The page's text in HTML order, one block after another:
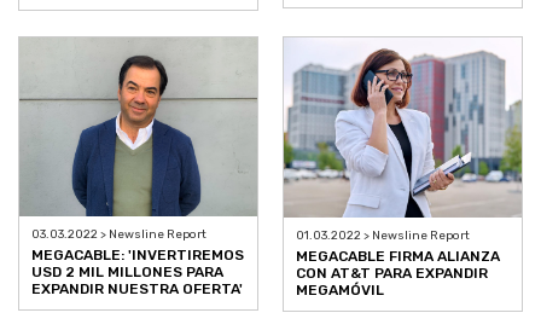
03.03.2022 > Newsline Report
MEGACABLE: 'INVERTIREMOS
USD 2 MIL MILLONES PARA
EXPANDIR NUESTRA OFERTA'
01.03.2022 > Newsline Report
MEGACABLE FIRMA ALIANZA
CON AT&T PARA EXPANDIR
MEGAMÓVIL